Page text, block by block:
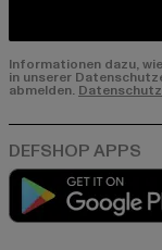
Informationen dazu,
in unserer
abmelden.